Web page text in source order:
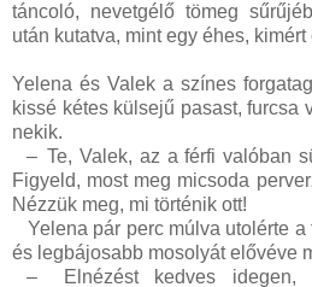
táncoló, nevetgélő tömeg
után kutatva, mint egy éhes, kimért
Yelena és Valek a színes
kissé kétes külsejű pasast, furcsa
nekik.
– Te, Valek, az a férfi valóban
Figyeld, most meg micsoda
Nézzük meg, mi történik ott!
Yelena pár perc múlva utolérte
és legbájosabb mosolyát elővéve
–
Elnézést kedves idegen,